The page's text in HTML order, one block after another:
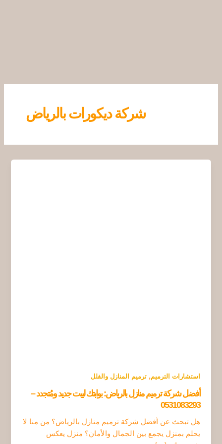
شركة ديكورات بالرياض
استشارات الترميم,ترميم المنازل والفلل
أفضل شركة ترميم منازل بالرياض: بوابتك لبيت جديد ومُتجدد –
0531083293
هل تبحث عن أفضل شركة ترميم منازل بالرياض؟ من منا لا
يحلم بمنزل يجمع بين الجمال والأمان؟ منزل يعكس